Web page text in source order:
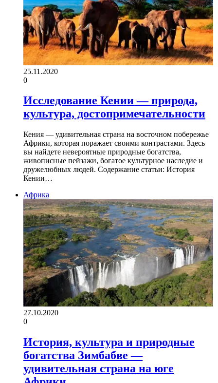
25.11.2020
0
Исследование Кении — природа,
культура, достопримечательности
Кения — удивительная страна на восточном побережье
Африки, которая поражает своими контрастами. Здесь
вы найдете невероятные природные богатства,
живописные пейзажи, богатое культурное наследие и
дружелюбных людей. Содержание статьи: История
Кении…
Африка
27.10.2020
0
История, культура и природные
богатства Зимбабве —
удивительная страна на юге